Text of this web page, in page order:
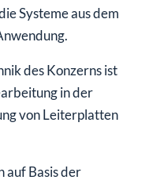
Systeme aus dem
des Konzerns ist
in der
von Leiterplatten
auf Basis der